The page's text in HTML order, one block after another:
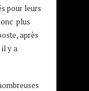
pour leurs
plus
après
il y a